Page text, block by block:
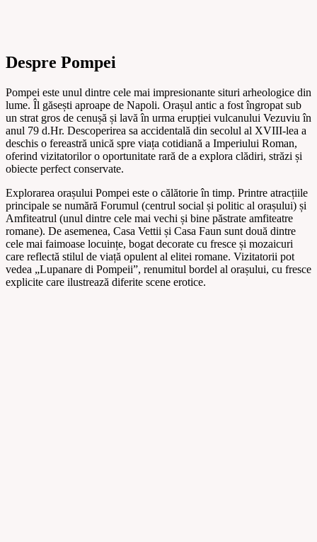
Despre Pompei
Pompei este unul dintre cele mai impresionante situri arheologice din
lume. Îl găsești aproape de Napoli. Orașul antic a fost îngropat sub
un strat gros de cenușă și lavă în urma erupției vulcanului Vezuviu în
anul 79 d.Hr. Descoperirea sa accidentală din secolul al XVIII-lea a
deschis o fereastră unică spre viața cotidiană a Imperiului Roman,
oferind vizitatorilor o oportunitate rară de a explora clădiri, străzi și
obiecte perfect conservate.
Explorarea orașului Pompei este o călătorie în timp. Printre atracțiile
principale se numără Forumul (centrul social și politic al orașului) și
Amfiteatrul (unul dintre cele mai vechi și bine păstrate amfiteatre
romane). De asemenea, Casa Vettii și Casa Faun sunt două dintre
cele mai faimoase locuințe, bogat decorate cu fresce și mozaicuri
care reflectă stilul de viață opulent al elitei romane. Vizitatorii pot
vedea „Lupanare di Pompeii”, renumitul bordel al orașului, cu fresce
explicite care ilustrează diferite scene erotice.